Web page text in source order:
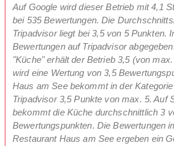
Auf Google wird dieser Betrieb mit 4,1
bei 535 Bewertungen. Die
Tripadvisor liegt bei 3,5 von 5 Punkten.
Bewertungen auf Tripadvisor
"Küche" erhält der Betrieb 3,5 (von
wird eine Wertung von 3,5
Haus am See bekommt in der
Tripadvisor 3,5 Punkte von max. 5. Auf
bekommt die Küche durchschnittlich 3
Bewertungspunkten. Die Bewertungen
Restaurant Haus am See ergeben ein